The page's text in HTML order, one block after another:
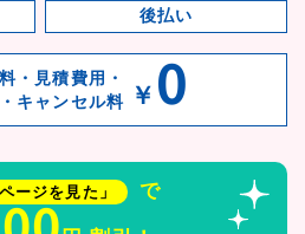
後払い
・見積費用・
キャンセル料
￥ 0
ージを見た」 で